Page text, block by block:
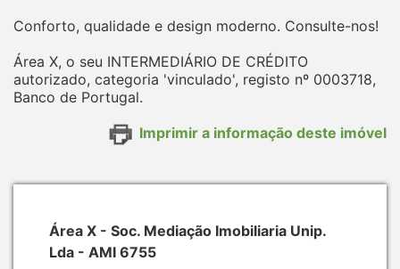
Conforto, qualidade e design moderno. Consulte-nos!
Área X, o seu INTERMEDIÁRIO DE CRÉDITO
autorizado, categoria 'vinculado', registo nº 0003718,
Banco de Portugal.
Imprimir a informação deste imóvel
Área X - Soc. Mediação Imobiliaria Unip.
Lda - AMI 6755